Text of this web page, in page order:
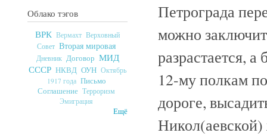
Облако тэгов
ВРК Вермахт Верховный
Совет Вторая мировая
Дневник Договор МИД
СССР НКВД ОУН Октябрь
1917 года Письмо
Соглашение Терроризм
Эмиграция
Ещё
Петрограда
можно
разрастается,
12-му полкам
дороге,
Никол(аевской)